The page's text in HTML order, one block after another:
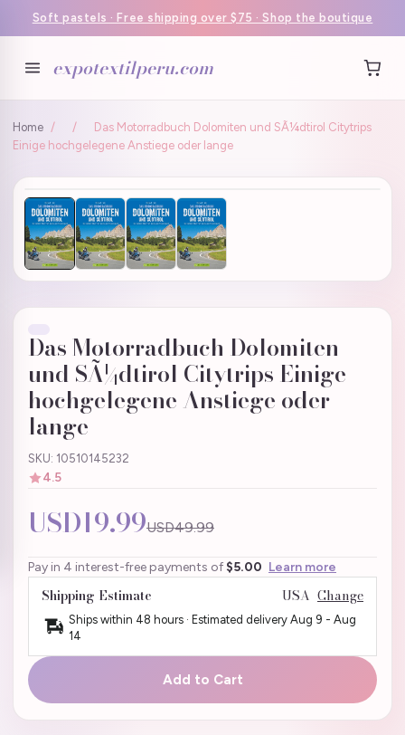
Soft pastels · Free shipping over $75 · Shop the boutique
expotextilperu.com
Home / /
Das Motorradbuch Dolomiten und SÃ¼dtirol Citytrips
Einige hochgelegene Anstiege oder lange
Das Motorradbuch Dolomiten
und SÃ¼dtirol Citytrips Einige
hochgelegene Anstiege oder
lange
SKU: 10510145232
4.5
USD19.99USD49.99
Pay in 4 interest-free payments of $5.00 Learn more
Shipping Estimate USA Change
Ships within 48 hours · Estimated delivery Aug 9 - Aug
14
Add to Cart